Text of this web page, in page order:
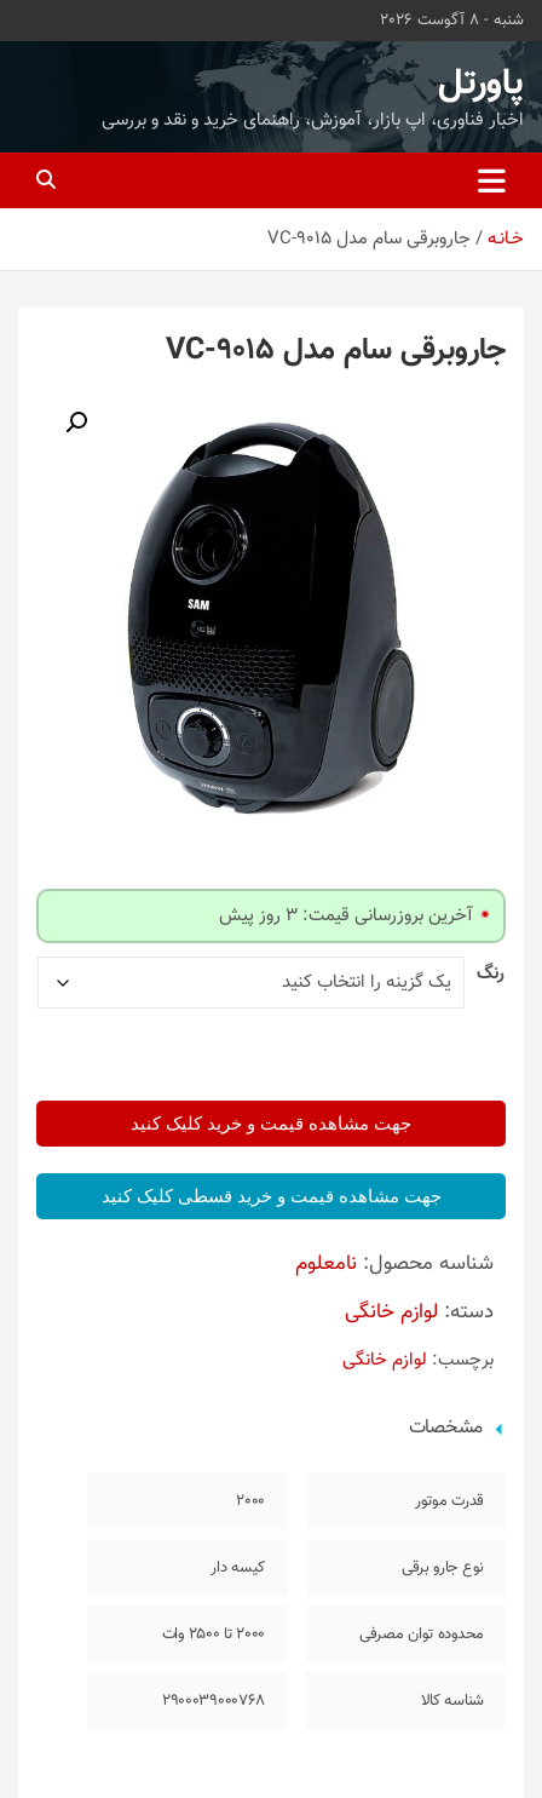
محتوا
بروید
شنبه - 8 آگوست 2026
پاورتل
اخبار فناوری، اپ بازار، آموزش، راهنمای خرید و نقد و بررسی
خـانـه جاروبرقی سام مدل VC-9015
جاروبرقی سام مدل VC-9015
آخرین بروزرسانی قیمت: 3 روز پیش
رنگ
جهت مشاهده قیمت و خرید کلیک کنید
جهت مشاهده قیمت و خرید قسطی کلیک کنید
شناسه محصول: نامعلوم
دسته: لوازم خانگی
برچسب: لوازم خانگی
مشخصات
قدرت موتور 2000
نوع جارو برقی کیسه دار
محدوده توان مصرفی 2000 تا 2500 وات
شناسه کالا 2900039000768